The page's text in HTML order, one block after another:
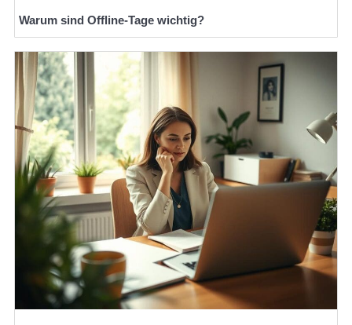
Warum sind Offline-Tage wichtig?